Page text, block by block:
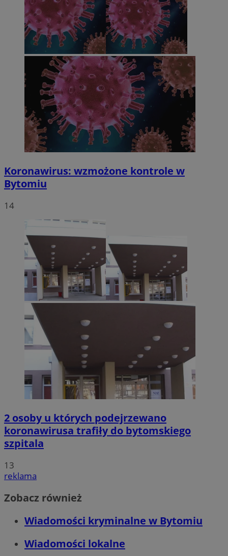
Koronawirus: wzmożone kontrole w
Bytomiu
14
2 osoby u których podejrzewano
koronawirusa trafiły do bytomskiego
szpitala
13
reklama
Zobacz również
Wiadomości kryminalne w Bytomiu
Wiadomości lokalne